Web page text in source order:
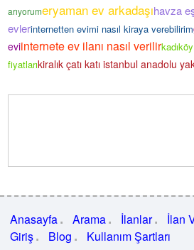
arıyorumeryaman ev arkadaşıhavza
evlerinternetten evimi nasıl kiraya verebilirim
eviinternete ev ilanı nasıl verilir
fiyatlarıkiralık çatı katı istanbul anadolu
Anasayfa Arama İlanlar
İlan
Giriş
Blog Kullanım Şartları